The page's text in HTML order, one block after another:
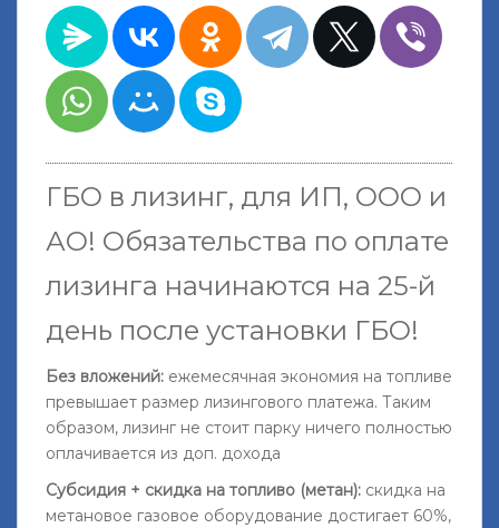
ГБО в лизинг, для ИП, ООО и
АО! Обязательства по оплате
лизинга начинаются на 25-й
день после установки ГБО!
Без вложений: ежемесячная экономия на топливе
превышает размер лизингового платежа. Таким
образом, лизинг не стоит парку ничего полностью
оплачивается из доп. дохода
Субсидия + скидка на топливо (метан): скидка на
метановое газовое оборудование достигает 60%,